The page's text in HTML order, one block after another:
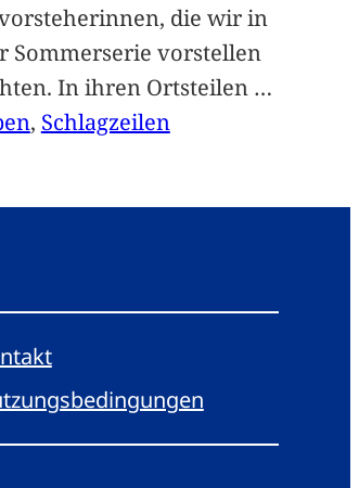
die wir in
Sommerserie vorstellen
In ihren Ortsteilen …
, Schlagzeilen